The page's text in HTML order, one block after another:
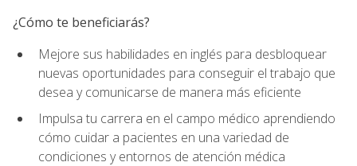
¿Cómo te beneficiarás?
Mejore sus habilidades en inglés para desbloquear
nuevas oportunidades para conseguir el trabajo que
desea y comunicarse de manera más eficiente
Impulsa tu carrera en el campo médico aprendiendo
cómo cuidar a pacientes en una variedad de
condiciones y entornos de atención médica